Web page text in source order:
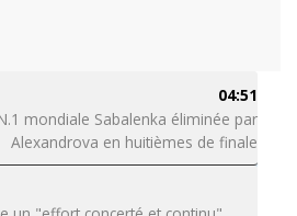
04:51
mondiale Sabalenka éliminée par
Alexandrova en huitièmes de finale